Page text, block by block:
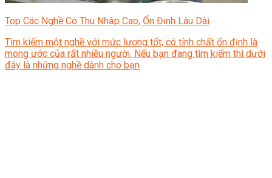
Top Các Nghề Có Thu Nhập Cao, Ổn Định Lâu Dài
Tìm kiếm một nghề với mức lương tốt, có tính chất ổn định là
mong ước của rất nhiều người. Nếu bạn đang tìm kiếm thì dưới
đây là những nghề dành cho bạn